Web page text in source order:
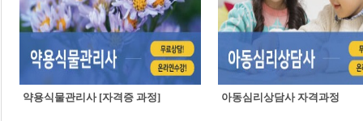
약용식물관리사 [자격증 과정] 아동심리상담사 자격과정